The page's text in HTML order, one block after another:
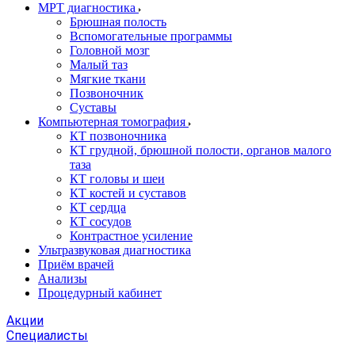
МРТ диагностика
Брюшная полость
Вспомогательные программы
Головной мозг
Малый таз
Мягкие ткани
Позвоночник
Суставы
Компьютерная томография
КТ позвоночника
КТ грудной, брюшной полости, органов малого
таза
КТ головы и шеи
КТ костей и суставов
КТ сердца
КТ сосудов
Контрастное усиление
Ультразвуковая диагностика
Приём врачей
Анализы
Процедурный кабинет
Акции
Специалисты